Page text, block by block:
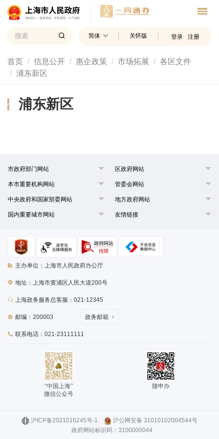
简体 关怀版 登录 注册
首页 信息公开 惠企政策 市场拓展
各区文件
浦东新区
浦东新区
市政府部门网站 区政府网站
本市重要机构网站 管委会网站
中央政府和国家部委网站 地方政府网站
国内重要城市网站 友情链接
主办单位：上海市人民政府办公厅
地址：上海市黄浦区人民大道200号
上海政务服务总客服：021-12345
邮编：200003
联系电话：021-23111111
政务邮箱
“中国上海”
微信公众号
随申办
沪ICP备2021016245号-1
沪公网安备 31010102004544号
政府网站标识码：3100000044